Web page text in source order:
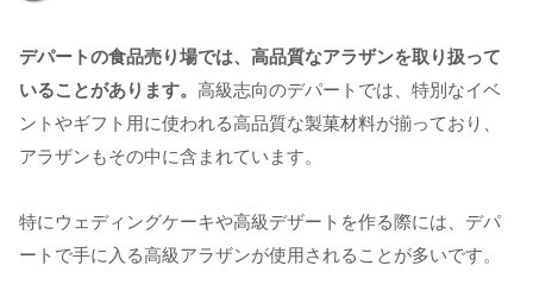
デパートの食品売り場では、高品質なアラザンを取り扱って
いることがあります。 高級志向のデパートでは、特別なイベ
ントやギフト用に使われる高品質な製菓材料が揃っており、
アラザンもその中に含まれています。
特にウェディングケーキや高級デザートを作る際には、デパ
ートで手に入る高級アラザンが使用されることが多いです。